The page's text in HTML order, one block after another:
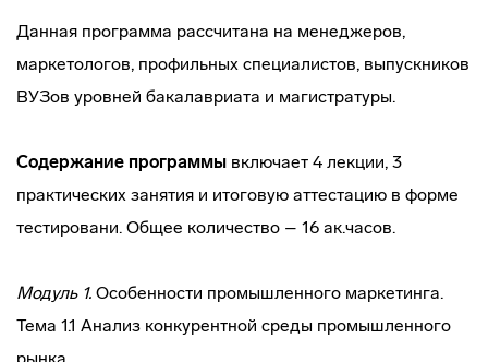
Данная программа рассчитана на менеджеров,
маркетологов, профильных специалистов, выпускников
ВУЗов уровней бакалавриата и магистратуры.
Содержание программы включает 4 лекции, 3
практических занятия и итоговую аттестацию в форме
тестировани. Общее количество – 16 ак.часов.
Модуль 1. Особенности промышленного маркетинга.
Тема 1.1 Анализ конкурентной среды промышленного